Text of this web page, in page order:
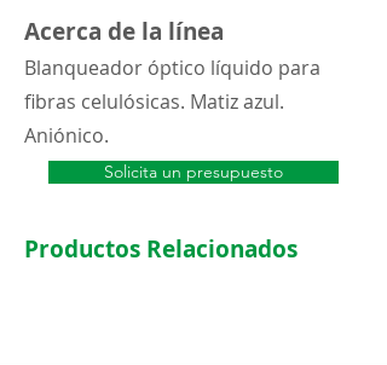
Acerca de la línea
Blanqueador óptico líquido para
fibras celulósicas. Matiz azul.
Aniónico.
Solicita un presupuesto
Productos Relacionados